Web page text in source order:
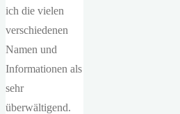
ich die vielen
verschiedenen
Namen und
Informationen als
sehr
überwältigend.